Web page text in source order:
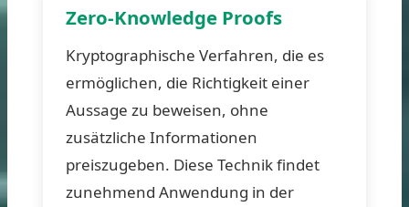
Zero-Knowledge Proofs
Kryptographische Verfahren, die es
ermöglichen, die Richtigkeit einer
Aussage zu beweisen, ohne
zusätzliche Informationen
preiszugeben. Diese Technik findet
zunehmend Anwendung in der